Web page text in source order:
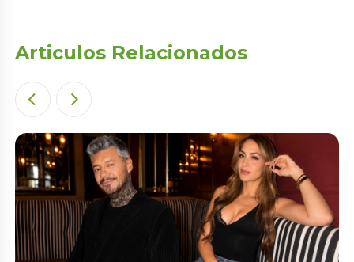
Articulos Relacionados